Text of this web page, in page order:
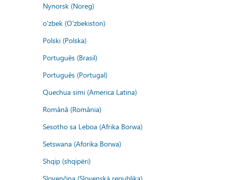
Nynorsk (Noreg)
o'zbek (O'zbekiston)
Polski (Polska)
Português (Brasil)
Português (Portugal)
Quechua simi (America Latina)
Română (România)
Sesotho sa Leboa (Afrika Borwa)
Setswana (Aforika Borwa)
Shqip (shqipëri)
Slovenčina (Slovenská republika)